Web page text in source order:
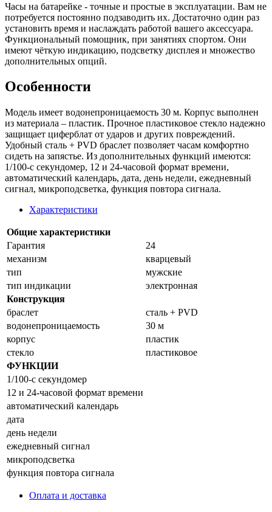
Часы на батарейке - точные и простые в эксплуатации. Вам не
потребуется постоянно подзаводить их. Достаточно один раз
установить время и наслаждать работой вашего аксессуара.
Функциональный помощник, при занятиях спортом. Они
имеют чёткую индикацию, подсветку дисплея и множество
дополнительных опций.
Особенности
Модель имеет водонепроницаемость 30 м. Корпус выполнен
из материала – пластик. Прочное пластиковое стекло надежно
защищает циферблат от ударов и других повреждений.
Удобный сталь + PVD браслет позволяет часам комфортно
сидеть на запястье. Из дополнительных функций имеются:
1/100-с секундомер, 12 и 24-часовой формат времени,
автоматический календарь, дата, день недели, ежедневный
сигнал, микроподсветка, функция повтора сигнала.
Характеристики
Общие характеристики
Гарантия
24
механизм
кварцевый
тип
мужские
тип индикации
электронная
Конструкция
браслет
сталь + PVD
водонепроницаемость
30 м
корпус
пластик
стекло
пластиковое
ФУНКЦИИ
1/100-с секундомер
12 и 24-часовой формат времени
автоматический календарь
дата
день недели
ежедневный сигнал
микроподсветка
функция повтора сигнала
Оплата и доставка